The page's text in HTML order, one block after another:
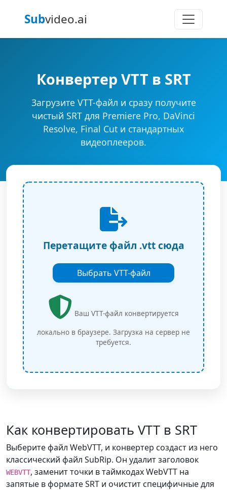
Subvideo.ai
Конвертер VTT в SRT
Загрузите VTT-файл и сразу получите
чистый SRT для Premiere Pro, DaVinci
Resolve, Final Cut и стандартных
видеоплееров.
Перетащите файл .vtt сюда
Выбрать VTT-файл
Ваш VTT-файл конвертируется
локально в браузере. Загрузка на сервер не
требуется.
Как конвертировать VTT в SRT
Выберите файл WebVTT, и конвертер создаст из него
классический файл SubRip. Он удалит заголовок
WEBVTT, заменит точки в таймкодах WebVTT на
запятые в формате SRT и очистит специфичные для